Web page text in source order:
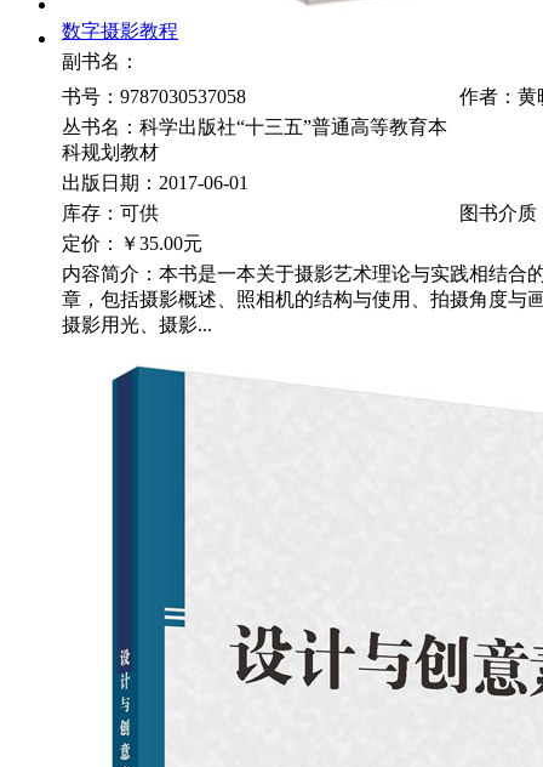
数字摄影教程
副书名：
书号：9787030537058
作者：黄
丛书名：科学出版社“十三五”普通高等教育本
科规划教材
出版日期：2017-06-01
库存：可供
图书介质
定价：
￥35.00元
内容简介：本书是一本关于摄影艺术理论与实践相结合
章，包括摄影概述、照相机的结构与使用、拍摄角度与
摄影用光、摄影...